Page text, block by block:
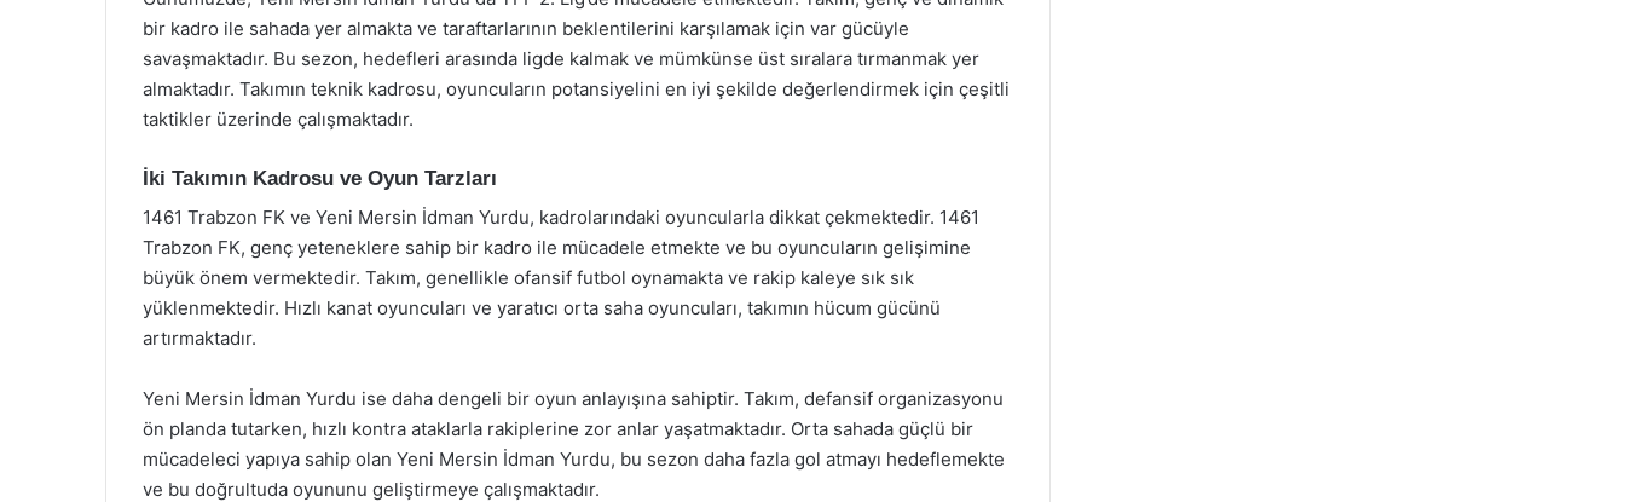
bir kadro ile sahada yer almakta ve taraftarlarının beklentilerini karşılamak için var gücüyle
savaşmaktadır. Bu sezon, hedefleri arasında ligde kalmak ve mümkünse üst sıralara tırmanmak yer
almaktadır. Takımın teknik kadrosu, oyuncuların potansiyelini en iyi şekilde değerlendirmek için çeşitli
taktikler üzerinde çalışmaktadır.
İki Takımın Kadrosu ve Oyun Tarzları
1461 Trabzon FK ve Yeni Mersin İdman Yurdu, kadrolarındaki oyuncularla dikkat çekmektedir. 1461
Trabzon FK, genç yeteneklere sahip bir kadro ile mücadele etmekte ve bu oyuncuların gelişimine
büyük önem vermektedir. Takım, genellikle ofansif futbol oynamakta ve rakip kaleye sık sık
yüklenmektedir. Hızlı kanat oyuncuları ve yaratıcı orta saha oyuncuları, takımın hücum gücünü
artırmaktadır.
Yeni Mersin İdman Yurdu ise daha dengeli bir oyun anlayışına sahiptir. Takım, defansif organizasyonu
ön planda tutarken, hızlı kontra ataklarla rakiplerine zor anlar yaşatmaktadır. Orta sahada güçlü bir
mücadeleci yapıya sahip olan Yeni Mersin İdman Yurdu, bu sezon daha fazla gol atmayı hedeflemekte
ve bu doğrultuda oyununu geliştirmeye çalışmaktadır.